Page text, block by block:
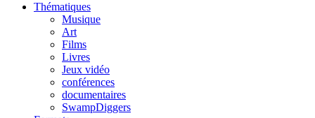
Thématiques
Musique
Art
Films
Livres
Jeux vidéo
conférences
documentaires
SwampDiggers